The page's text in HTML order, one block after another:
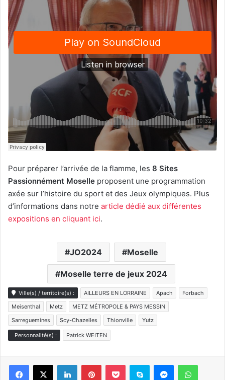
Pour préparer l’arrivée de la flamme, les 8 Sites
Passionnément Moselle proposent une programmation
axée sur l’histoire du sport et des Jeux olympiques. Plus
d’informations dans notre article dédié aux différentes
expositions en cliquant ici.
JO2024 Moselle
Moselle terre de jeux 2024
Ville(s) / territoire(s) : AILLEURS EN LORRAINE Apach
Forbach
Meisenthal
Metz
METZ MÉTROPOLE & PAYS MESSIN
Sarreguemines
Scy-Chazelles Thionville Yutz
Personnalité(s) : Patrick WEITEN
LinkedinPinterestPocket Skype Messenger